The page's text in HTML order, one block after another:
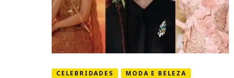
CELEBRIDADES
MODA E BELEZA